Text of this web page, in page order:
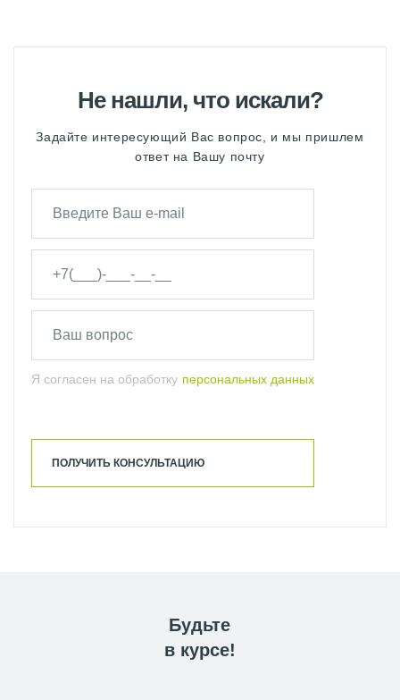
Не нашли, что искали?
Задайте интересующий Вас вопрос, и мы пришлем
ответ на Вашу почту
Я согласен на обработку персональных данных
ПОЛУЧИТЬ КОНСУЛЬТАЦИЮ
Будьте
в курсе!